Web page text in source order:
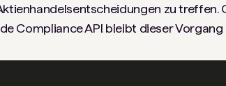
zu treffen.
Compliance API bleibt dieser Vorgang